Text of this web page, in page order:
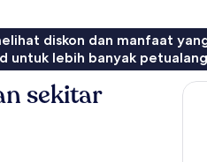
diskon dan manfaat
untuk lebih banyak
sekitar